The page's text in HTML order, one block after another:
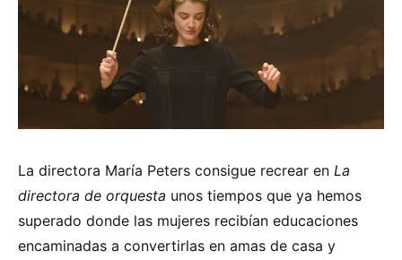
La directora María Peters consigue recrear en La
directora de orquesta unos tiempos que ya hemos
superado donde las mujeres recibían educaciones
encaminadas a convertirlas en amas de casa y